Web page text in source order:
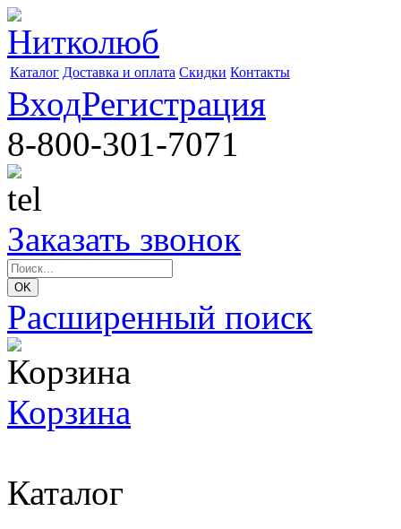
Каталог Доставка и оплата Скидки Контакты
ВходРегистрация
8-800-301-7071
Заказать звонок
Расширенный поиск
Корзина
Каталог